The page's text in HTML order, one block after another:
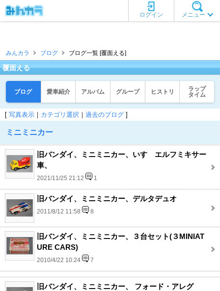
メニュー
ログイン
みんカラ ブログ ブログ一覧 [覆面える]
覆面える
ブログ 愛車紹介 アルバム グループ ヒストリ
ラップ
タイム
[ 写真表示 ｜ カテゴリ選択 ｜ 過去のブログ ]
ミニミニカー
旧バンダイ、ミニミニカー、いすゞエルフミキサー
車、
2021/11/25 21:12 1
旧バンダイ、ミニミニカー、デルタデュオ
2011/8/12 11:58 8
旧バンダイ、ミニミニカー、３台セット(３MINIAT
URE CARS)
2010/4/22 10:24 7
旧バンダイ、ミニミニカー、 フォード・アレグ